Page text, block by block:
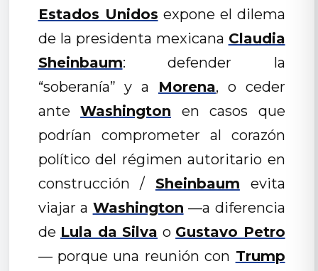
Estados Unidos expone el dilema
de la presidenta mexicana Claudia
Sheinbaum: defender la
“soberanía” y a Morena, o ceder
anteWashington en casos que
podrían comprometer al corazón
político del régimen autoritario en
construcción / Sheinbaum evita
viajar a Washington —a diferencia
de Lula da Silva o Gustavo Petro
— porque una reunión con Trump